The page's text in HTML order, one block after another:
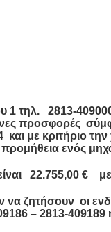
1 τηλ. 2813-
προσφορές
με κριτήριο
προμήθεια ενός
22.755,00 €
ζητήσουν οι
– 2813-409189